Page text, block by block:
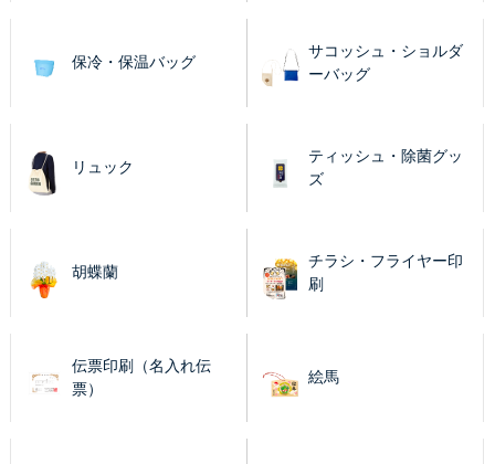
保冷・保温バッグ
サコッシュ・ショルダ
ーバッグ
リュック
ティッシュ・除菌グッ
ズ
胡蝶蘭
チラシ・フライヤー印
刷
伝票印刷（名入れ伝
票）
絵馬